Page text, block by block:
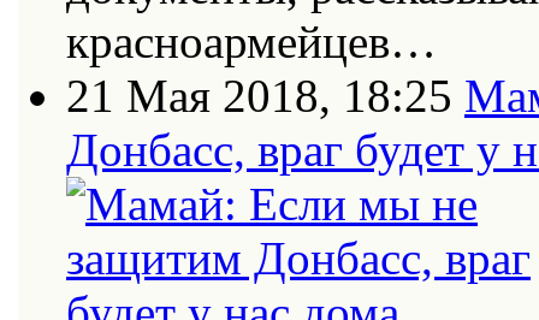
красноармейцев…
21 Мая 2018, 18:25
Донбасс, враг будет у